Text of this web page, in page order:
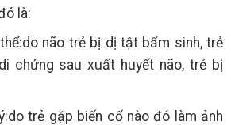
là:
não trẻ bị dị tật bẩm sinh, trẻ
chứng sau xuất huyết não, trẻ bị
trẻ gặp biến cố nào đó làm ảnh